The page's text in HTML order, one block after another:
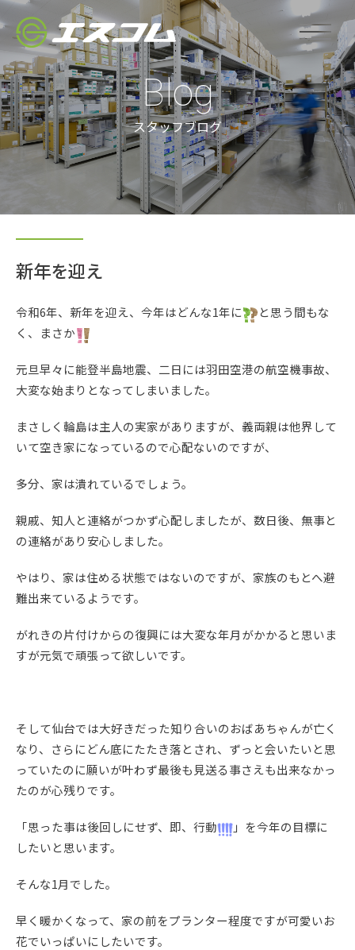
Blog
スタッフブログ
新年を迎え
令和6年、新年を迎え、今年はどんな1年に
と思う間もな
く、まさか
元旦早々に能登半島地震、二日には羽田空港の航空機事故、
大変な始まりとなってしまいました。
まさしく輪島は主人の実家がありますが、義両親は他界して
いて空き家になっているので心配ないのですが、
多分、家は潰れているでしょう。
親戚、知人と連絡がつかず心配しましたが、数日後、無事と
の連絡があり安心しました。
やはり、家は住める状態ではないのですが、家族のもとへ避
難出来ているようです。
がれきの片付けからの復興には大変な年月がかかると思いま
すが元気で頑張って欲しいです。
そして仙台では大好きだった知り合いのおばあちゃんが亡く
なり、さらにどん底にたたき落とされ、ずっと会いたいと思
っていたのに願いが叶わず最後も見送る事さえも出来なかっ
たのが心残りです。
「思った事は後回しにせず、即、行動
」を今年の目標に
したいと思います。
そんな1月でした。
早く暖かくなって、家の前をプランター程度ですが可愛いお
花でいっぱいにしたいです。